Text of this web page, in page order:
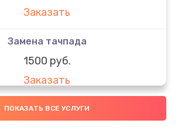
Заказать
Замена тачпада
1500 руб.
Заказать
южного моста
ПОКАЗАТЬ ВСЕ УСЛУГИ